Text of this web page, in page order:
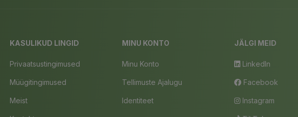
KASULIKUD LINGID
Privaatsustingimused
Müügitingimused
Meist
MINU KONTO
Minu Konto
Tellimuste Ajalugu
Identiteet
JÄLGI MEID
LinkedIn
Facebook
Instagram